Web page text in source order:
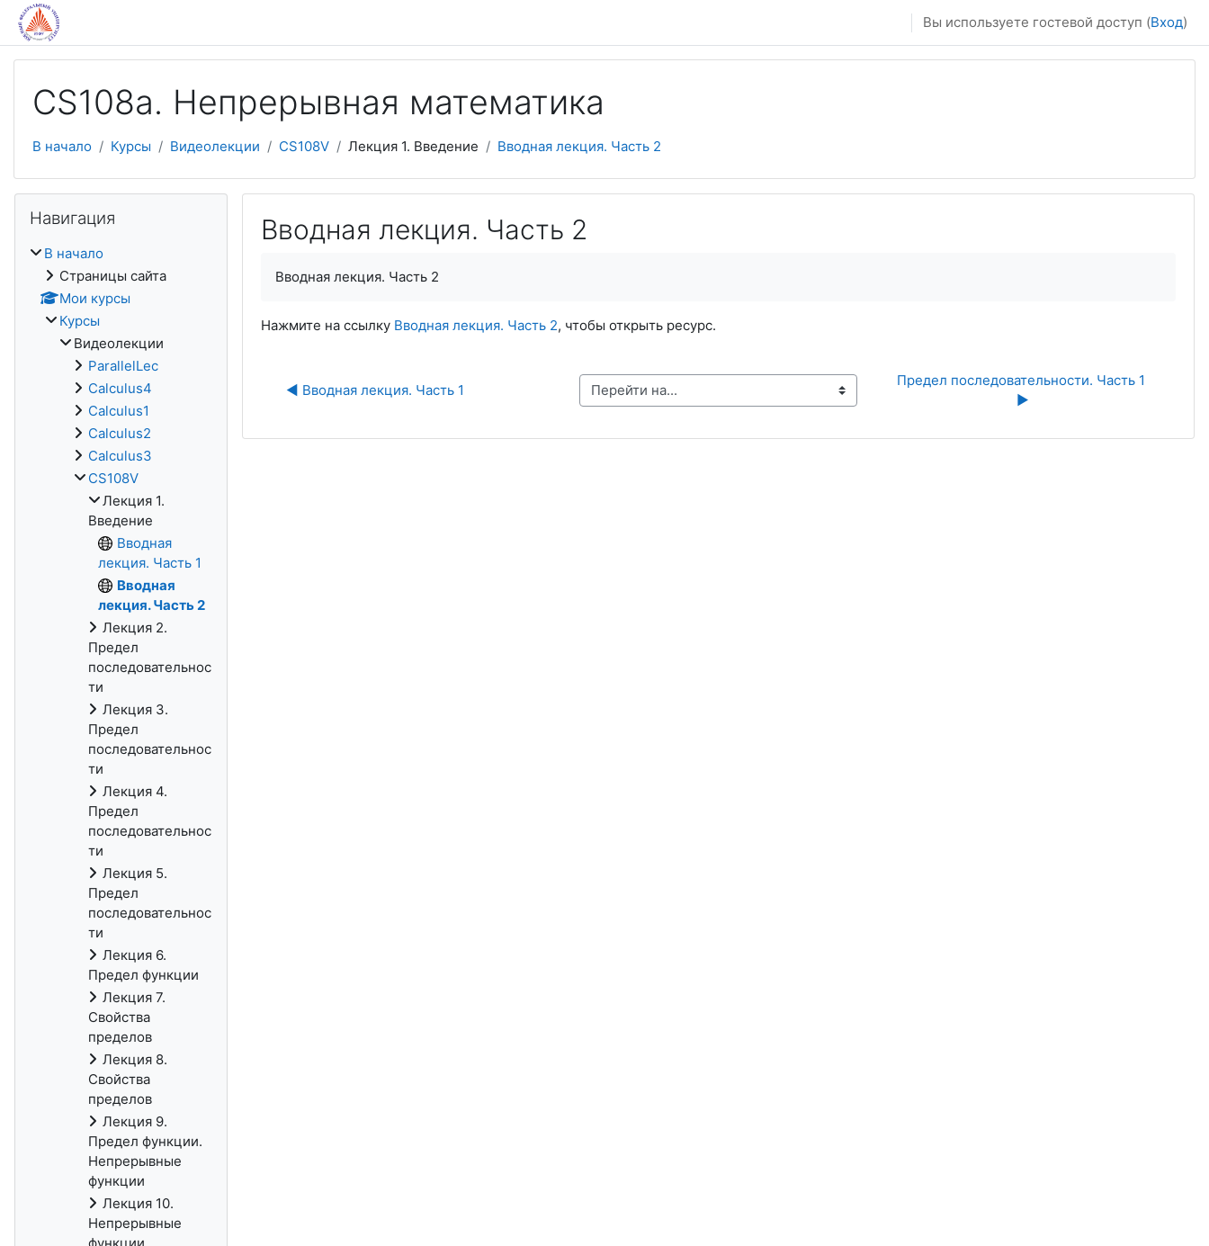
Перейти к основному содержанию
Вы используете гостевой доступ (Вход)
CS108a. Непрерывная математика
В начало Курсы Видеолекции CS108V Лекция 1. Введение Вводная лекция. Часть 2
Вводная лекция. Часть 2
Вводная лекция. Часть 2
Нажмите на ссылку Вводная лекция. Часть 2, чтобы открыть ресурс.
◀︎ Вводная лекция. Часть 1 Перейти на...
Предел последовательности. Часть 1
▶︎
Навигация
В начало
Страницы сайта
Мои курсы
Курсы
Видеолекции
ParallelLec
Calculus4
Calculus1
Calculus2
Calculus3
CS108V
Лекция 1.
Введение
Вводная
лекция. Часть 1
Вводная
лекция. Часть 2
Лекция 2.
Предел
последовательнос
ти
Лекция 3.
Предел
последовательнос
ти
Лекция 4.
Предел
последовательнос
ти
Лекция 5.
Предел
последовательнос
ти
Лекция 6.
Предел функции
Лекция 7.
Свойства
пределов
Лекция 8.
Свойства
пределов
Лекция 9.
Предел функции.
Непрерывные
функции
Лекция 10.
Непрерывные